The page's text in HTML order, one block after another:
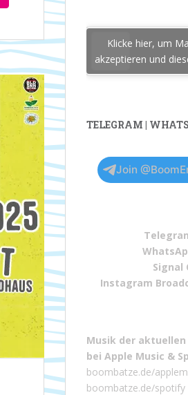
Klicke hier, um
akzeptieren und
TELEGRAM |
Join
Signal
Instagram
Musik der aktuellen
bei Apple Music &
boombatze.de/
boombatze.de/spotify